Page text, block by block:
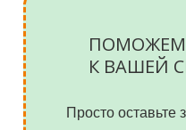
ПОМОЖЕМ
К ВАШЕЙ
Просто оставьте